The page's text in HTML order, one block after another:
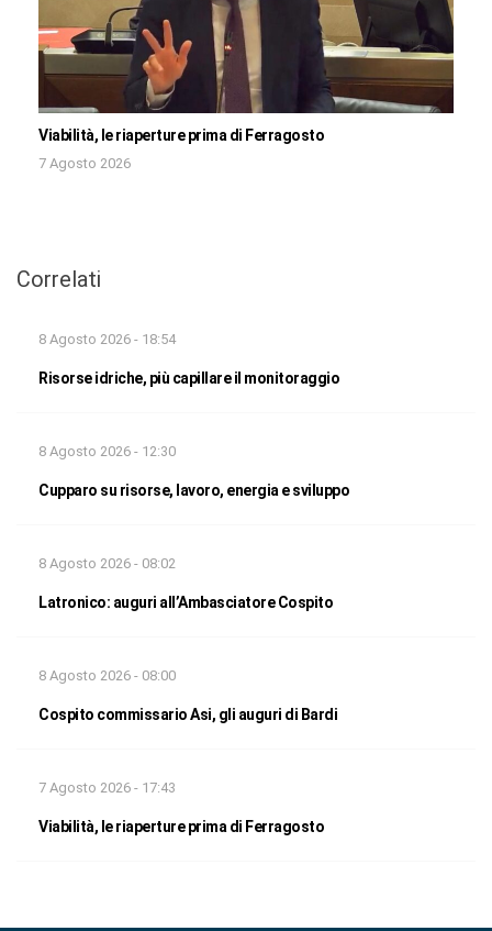
Viabilità, le riaperture prima di Ferragosto
7 Agosto 2026
Correlati
8 Agosto 2026 - 18:54
Risorse idriche, più capillare il monitoraggio
8 Agosto 2026 - 12:30
Cupparo su risorse, lavoro, energia e sviluppo
8 Agosto 2026 - 08:02
Latronico: auguri all’Ambasciatore Cospito
8 Agosto 2026 - 08:00
Cospito commissario Asi, gli auguri di Bardi
7 Agosto 2026 - 17:43
Viabilità, le riaperture prima di Ferragosto